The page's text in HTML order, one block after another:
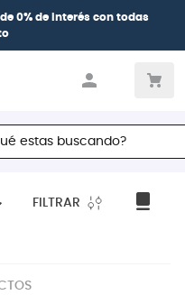
0% de interés con todas
buscando?
FILTRAR